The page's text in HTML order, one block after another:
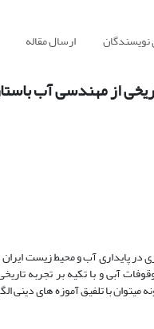
نویسندگان ارسال مقاله
از مهندسی آب
پایداری آب و محیط زیست
آبی و با تکیه بر تجربه
با تلفیق آموزه های